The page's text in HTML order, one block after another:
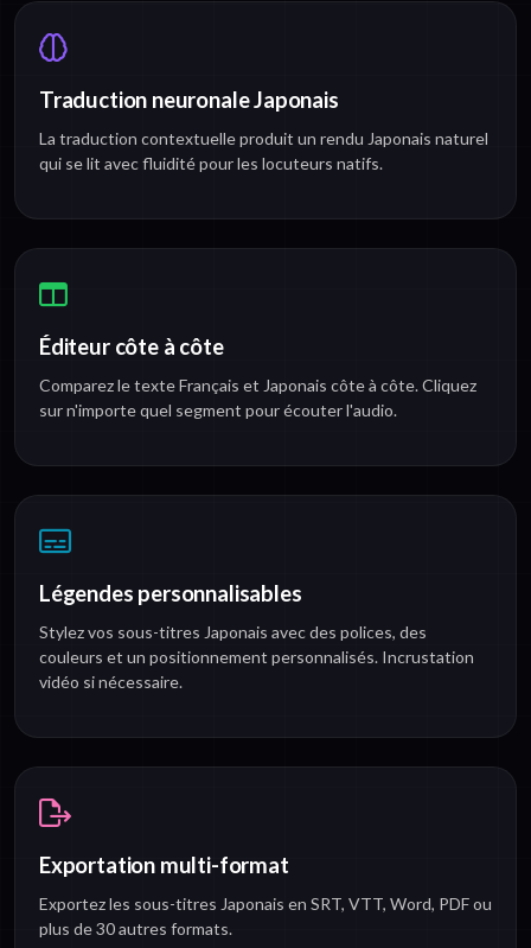
Traduction neuronale Japonais
La traduction contextuelle produit un rendu Japonais naturel
qui se lit avec fluidité pour les locuteurs natifs.
Éditeur côte à côte
Comparez le texte Français et Japonais côte à côte. Cliquez
sur n'importe quel segment pour écouter l'audio.
Légendes personnalisables
Stylez vos sous-titres Japonais avec des polices, des
couleurs et un positionnement personnalisés. Incrustation
vidéo si nécessaire.
Exportation multi-format
Exportez les sous-titres Japonais en SRT, VTT, Word, PDF ou
plus de 30 autres formats.